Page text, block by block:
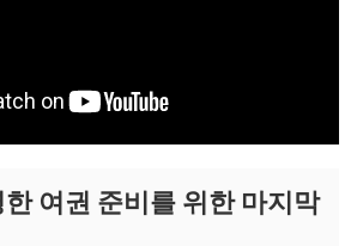
여권 준비를 위한 마지막